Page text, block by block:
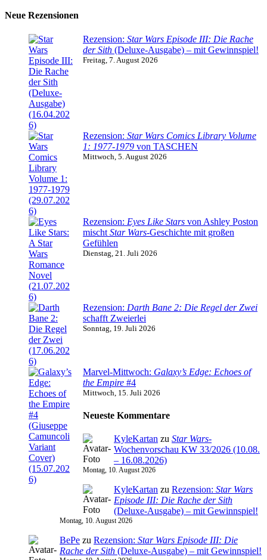
Neue Rezensionen
Rezension: Star Wars Episode III: Die Rache
der Sith (Deluxe-Ausgabe) – mit Gewinnspiel!
Freitag, 7. August 2026
Rezension: Star Wars Comics Library Volume
1: 1977-1979 von TASCHEN
Mittwoch, 5. August 2026
Rezension: Eyes Like Stars von Ashley Poston
mischt Star Wars-Geschichte mit großen
Gefühlen
Dienstag, 21. Juli 2026
Rezension: Darth Bane 2: Die Regel der Zwei
schafft Zweierlei
Sonntag, 19. Juli 2026
Marvel-Mittwoch: Galaxy’s Edge: Echoes of
the Empire #4
Mittwoch, 15. Juli 2026
Neueste Kommentare
KyleKartan zu Star Wars-
Wochenvorschau KW 33/2026 (10.08.
– 16.08.2026)
Montag, 10. August 2026
KyleKartan zu Rezension: Star Wars
Episode III: Die Rache der Sith
(Deluxe-Ausgabe) – mit Gewinnspiel!
Montag, 10. August 2026
BePe zu Rezension: Star Wars Episode III: Die
Rache der Sith (Deluxe-Ausgabe) – mit Gewinnspiel!